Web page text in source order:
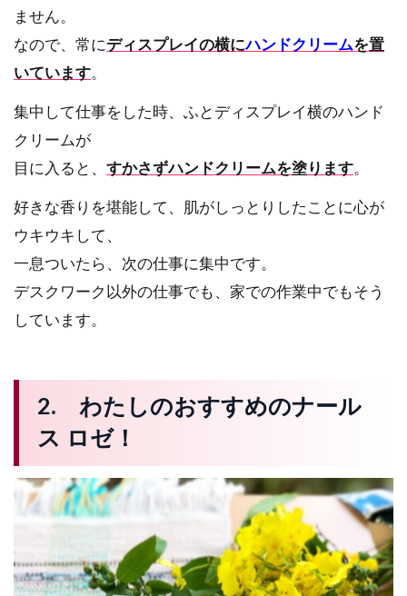
ません。
なので、常にディスプレイの横にハンドクリームを置
いています。
集中して仕事をした時、ふとディスプレイ横のハンド
クリームが
目に入ると、 すかさずハンドクリームを塗ります。
好きな香りを堪能して、肌がしっとりしたことに心が
ウキウキして、
一息ついたら、次の仕事に集中です。
デスクワーク以外の仕事でも、家での作業中でもそう
しています。
2. わたしのおすすめのナール
ス ロゼ！